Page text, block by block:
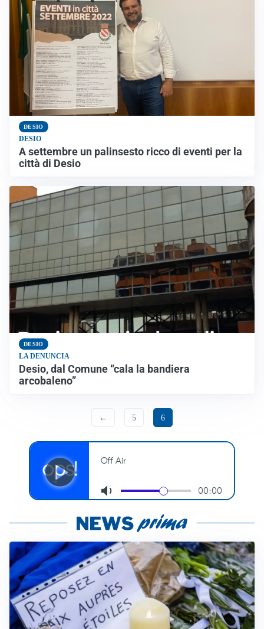
DESIO
DESIO
A settembre un palinsesto ricco di eventi per la
città di Desio
DESIO
LA DENUNCIA
Desio, dal Comune “cala la bandiera
arcobaleno”
← 5 6